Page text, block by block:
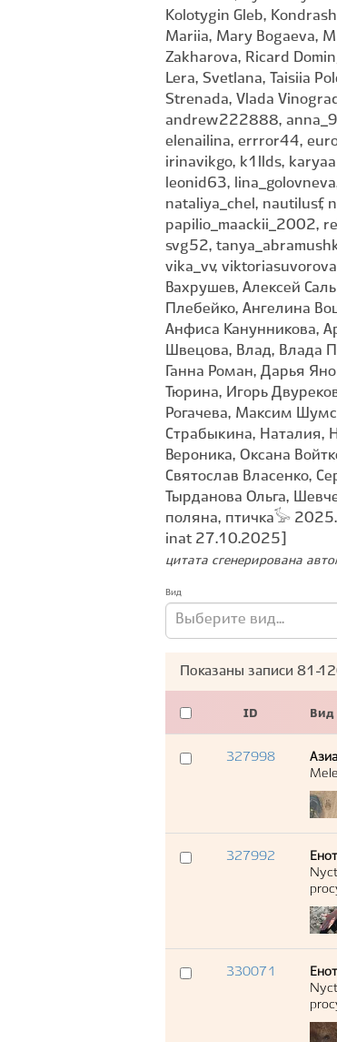
Kolotygin Gleb,
Mariia, Mary Bogaeva,
Zakharova, Ricard
Lera, Svetlana, Taisiia
Strenada, Vlada
andrew222888,
elenailina, errror44,
irinavikgo, k1llds,
leonid63,
nataliya_chel, nautilusf,
papilio_maackii_2002,
svg52,
vika_vv,
Вахрушев, Алексей
Плебейко, Ангелина
Анфиса Канунникова,
Швецова, Влад, Влада
Ганна Роман, Дарья
Тюрина, Игорь
Рогачева, Максим
Страбыкина, Наталия,
Вероника, Оксана
Святослав Власенко,
Тырданова Ольга,
поляна, птичка𓅚 2025.
inat 27.10.2025]
цитата сгенерирована
Вид
Выберите вид...
Показаны записи 81-
ID Вид
327998
327992
330071